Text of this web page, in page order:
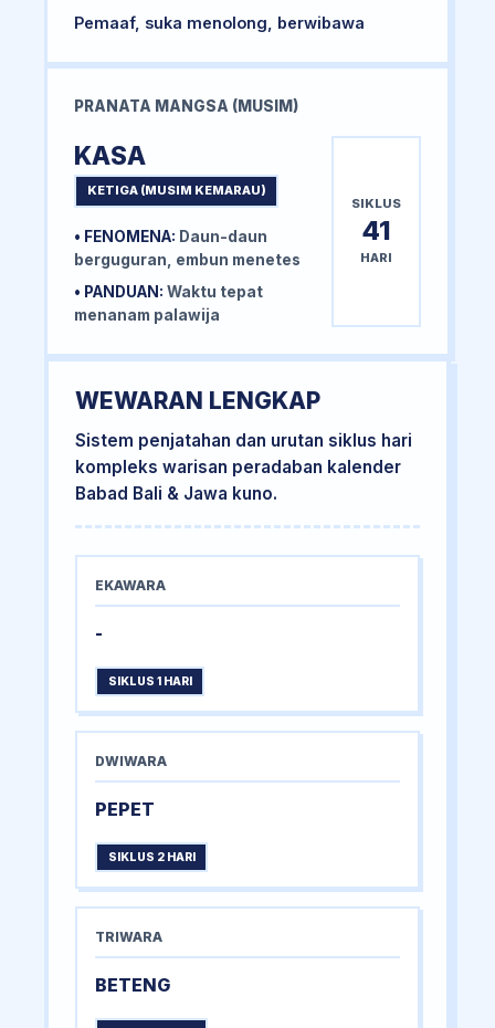
Pemaaf, suka menolong, berwibawa
PRANATA MANGSA (MUSIM)
KASA
KETIGA (MUSIM KEMARAU)
• FENOMENA: Daun-daun
berguguran, embun menetes
• PANDUAN: Waktu tepat
menanam palawija
SIKLUS
41
HARI
WEWARAN LENGKAP
Sistem penjatahan dan urutan siklus hari
kompleks warisan peradaban kalender
Babad Bali & Jawa kuno.
EKAWARA
-
SIKLUS 1 HARI
DWIWARA
PEPET
SIKLUS 2 HARI
TRIWARA
BETENG